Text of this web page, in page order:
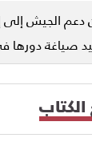
الجيش إلى
صياغة دورها